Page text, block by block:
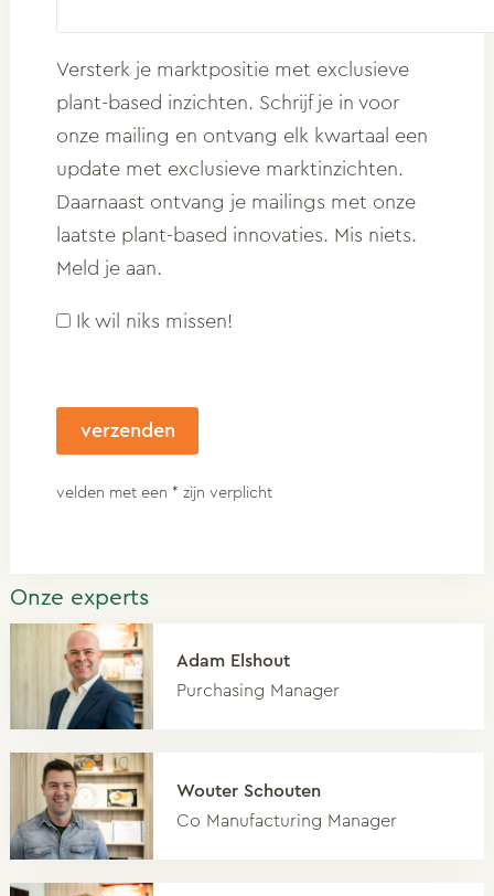
Versterk je marktpositie met exclusieve
plant-based inzichten. Schrijf je in voor
onze mailing en ontvang elk kwartaal een
update met exclusieve marktinzichten.
Daarnaast ontvang je mailings met onze
laatste plant-based innovaties. Mis niets.
Meld je aan.
Ik wil niks missen!
velden met een * zijn verplicht
Onze experts
Adam Elshout
Purchasing Manager
Wouter Schouten
Co Manufacturing Manager